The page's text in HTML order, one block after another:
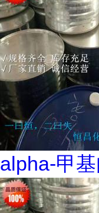
alpha-甲